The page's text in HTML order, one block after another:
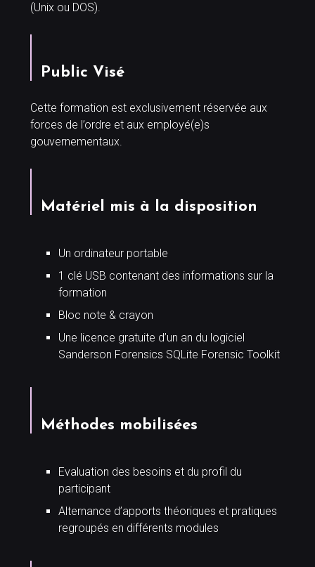
(Unix ou DOS).
Public Visé
Cette formation est exclusivement réservée aux
forces de l’ordre et aux employé(e)s
gouvernementaux.
Matériel mis à la disposition
Un ordinateur portable
1 clé USB contenant des informations sur la
formation
Bloc note & crayon
Une licence gratuite d’un an du logiciel
Sanderson Forensics SQLite Forensic Toolkit
Méthodes mobilisées
Evaluation des besoins et du profil du
participant
Alternance d’apports théoriques et pratiques
regroupés en différents modules